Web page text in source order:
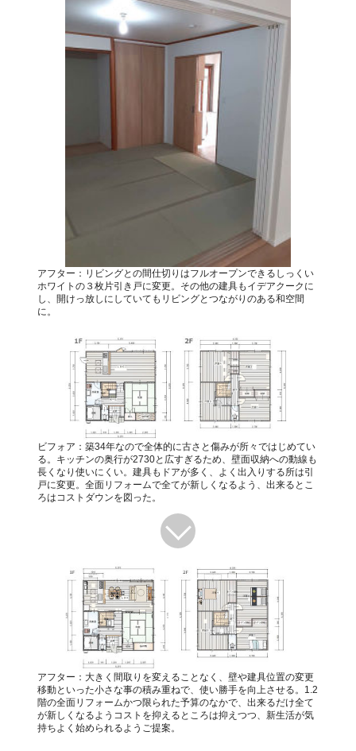
アフター：リビングとの間仕切りはフルオープンできるしっくい
ホワイトの３枚片引き戸に変更。その他の建具もイデアクークに
し、開けっ放しにしていてもリビングとつながりのある和空間
に。
ビフォア：築34年なので全体的に古さと傷みが所々ではじめてい
る。キッチンの奥行が2730と広すぎるため、壁面収納への動線も
長くなり使いにくい。建具もドアが多く、よく出入りする所は引
戸に変更。全面リフォームで全てが新しくなるよう、出来るとこ
ろはコストダウンを図った。
アフター：大きく間取りを変えることなく、壁や建具位置の変更
移動といった小さな事の積み重ねで、使い勝手を向上させる。1.2
階の全面リフォームかつ限られた予算のなかで、出来るだけ全て
が新しくなるようコストを抑えるところは抑えつつ、新生活が気
持ちよく始められるようご提案。